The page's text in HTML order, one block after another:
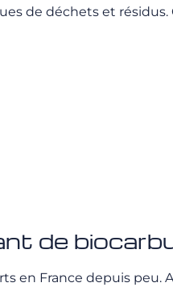
de déchets et
de
en France depuis